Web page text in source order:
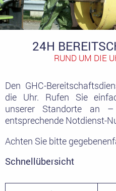
24H
RUND UM DIE
Den GHC-
die Uhr. Rufen Sie
unserer Standorte an
entsprechende Notdienst-
Achten Sie bitte
Schnellübersicht